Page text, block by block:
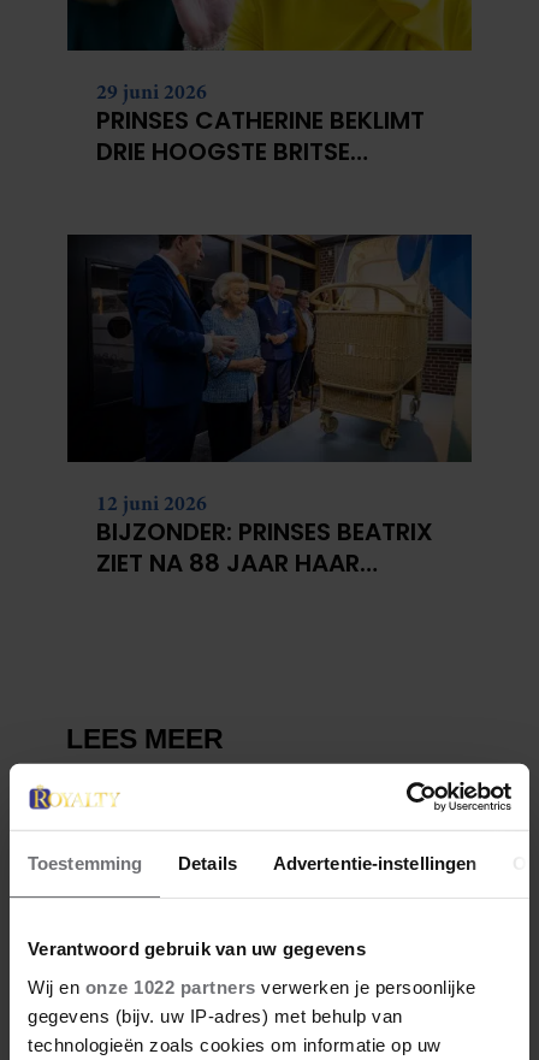
Toestemming Details Advertentie-instellingen
Verantwoord gebruik van uw gegevens
Wij en onze 1022 partners verwerken je persoonlijke
gegevens (bijv. uw IP-adres) met behulp van
technologieën zoals cookies om informatie op uw
29 juni 2026
PRINSES CATHERINE BEKLIMT
DRIE HOOGSTE BRITSE
12 juni 2026
BIJZONDER: PRINSES BEATRIX
ZIET NA 88 JAAR HAAR